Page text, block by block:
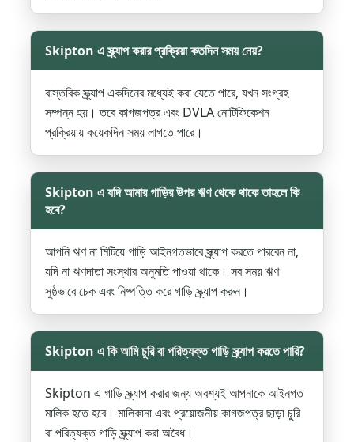
Skipton এ স্ক্র্যাপ করার প্রক্রিয়া কতদিন সময় নেয়?
বাস্তবিক স্ক্র্যাপ একদিনের মধ্যেই করা যেতে পারে, যখন সংগ্রহ
সম্পন্ন হয়। তবে কাগজপত্র এবং DVLA নোটিফিকেশন
প্রক্রিয়ায় কয়েকদিন সময় লাগতে পারে।
Skipton এ যদি আমার গাড়ির উপর ঋণ থেকে থাকে তাহলে কি
হবে?
আপনি ঋণ না মিটিয়ে গাড়ি আইনগতভাবে স্ক্র্যাপ করতে পারবেন না,
যদি না ঋণদাতা সংস্থার অনুমতি পাওয়া থাকে। সব সময় ঋণ
সুষ্ঠভাবে চেক এবং নিষ্পত্তি করে গাড়ি স্ক্র্যাপ করুন।
Skipton এ কি আমি চুরি বা পরিত্যক্ত গাড়ি স্ক্র্যাপ করতে পারি?
Skipton এ গাড়ি স্ক্র্যাপ করার জন্য অবশ্যই আপনাকে আইনগত
মালিক হতে হবে। মালিকানা এবং প্রয়োজনীয় কাগজপত্র ছাড়া চুরি
বা পরিত্যক্ত গাড়ি স্ক্র্যাপ করা অবৈধ।